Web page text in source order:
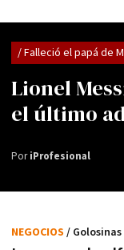
Lionel
el último
/ Falleció el papá de
PoriProfesional
NEGOCIOS / Golosinas